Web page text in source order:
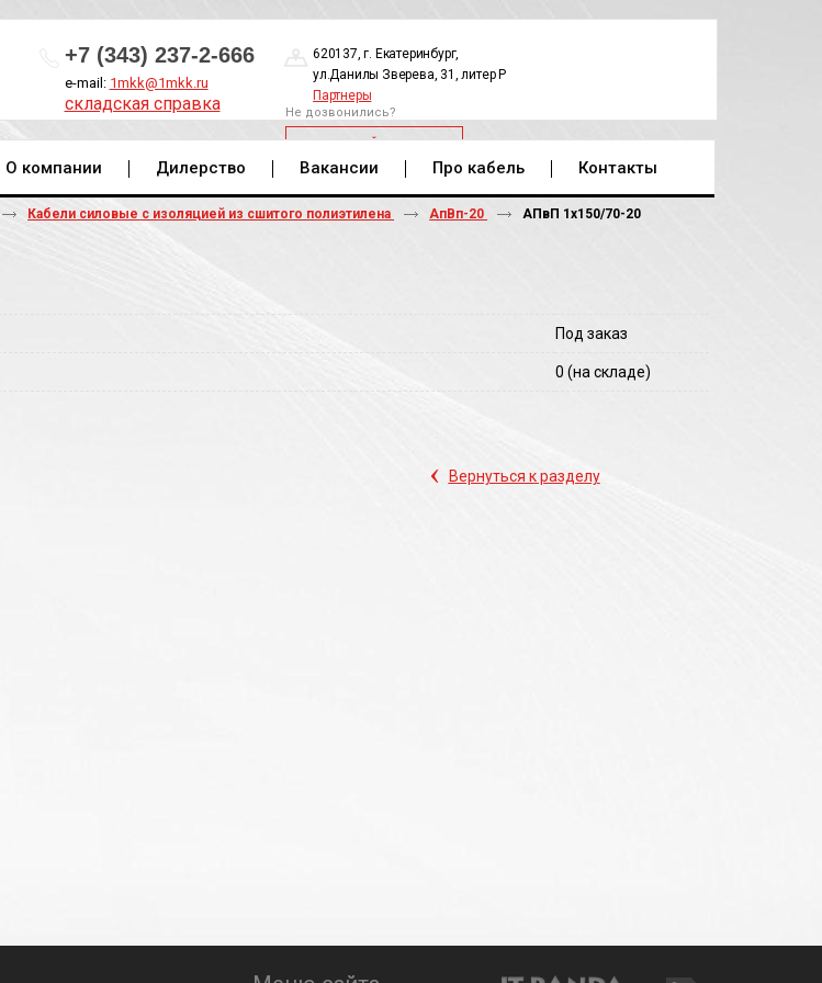
+7 (343) 237-2-666
e-mail: 1mkk@1mkk.ru
складская справка
620137, г. Екатеринбург,
ул.Данилы Зверева, 31, литер Р
Партнеры
Не дозвонились?
ОБРАТНЫЙ ЗВОНОК
О компании Дилерство Вакансии Про кабель Контакты
Кабели силовые с изоляцией из сшитого полиэтилена АпВп-20 АПвП 1х150/70-20
Под заказ
0 (на складе)
‹ Вернуться к разделу